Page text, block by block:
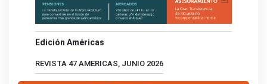
Edición Américas
REVISTA 47 AMERICAS, JUNIO 2026